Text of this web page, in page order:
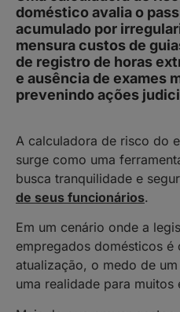
doméstico avalia o
acumulado por
mensura custos de
de registro de horas
e ausência de exames
prevenindo ações
A calculadora de risco do
surge como uma
busca tranquilidade e
de seus funcionários.
Em um cenário onde a
empregados domésticos é
atualização, o medo de
uma realidade para muitos